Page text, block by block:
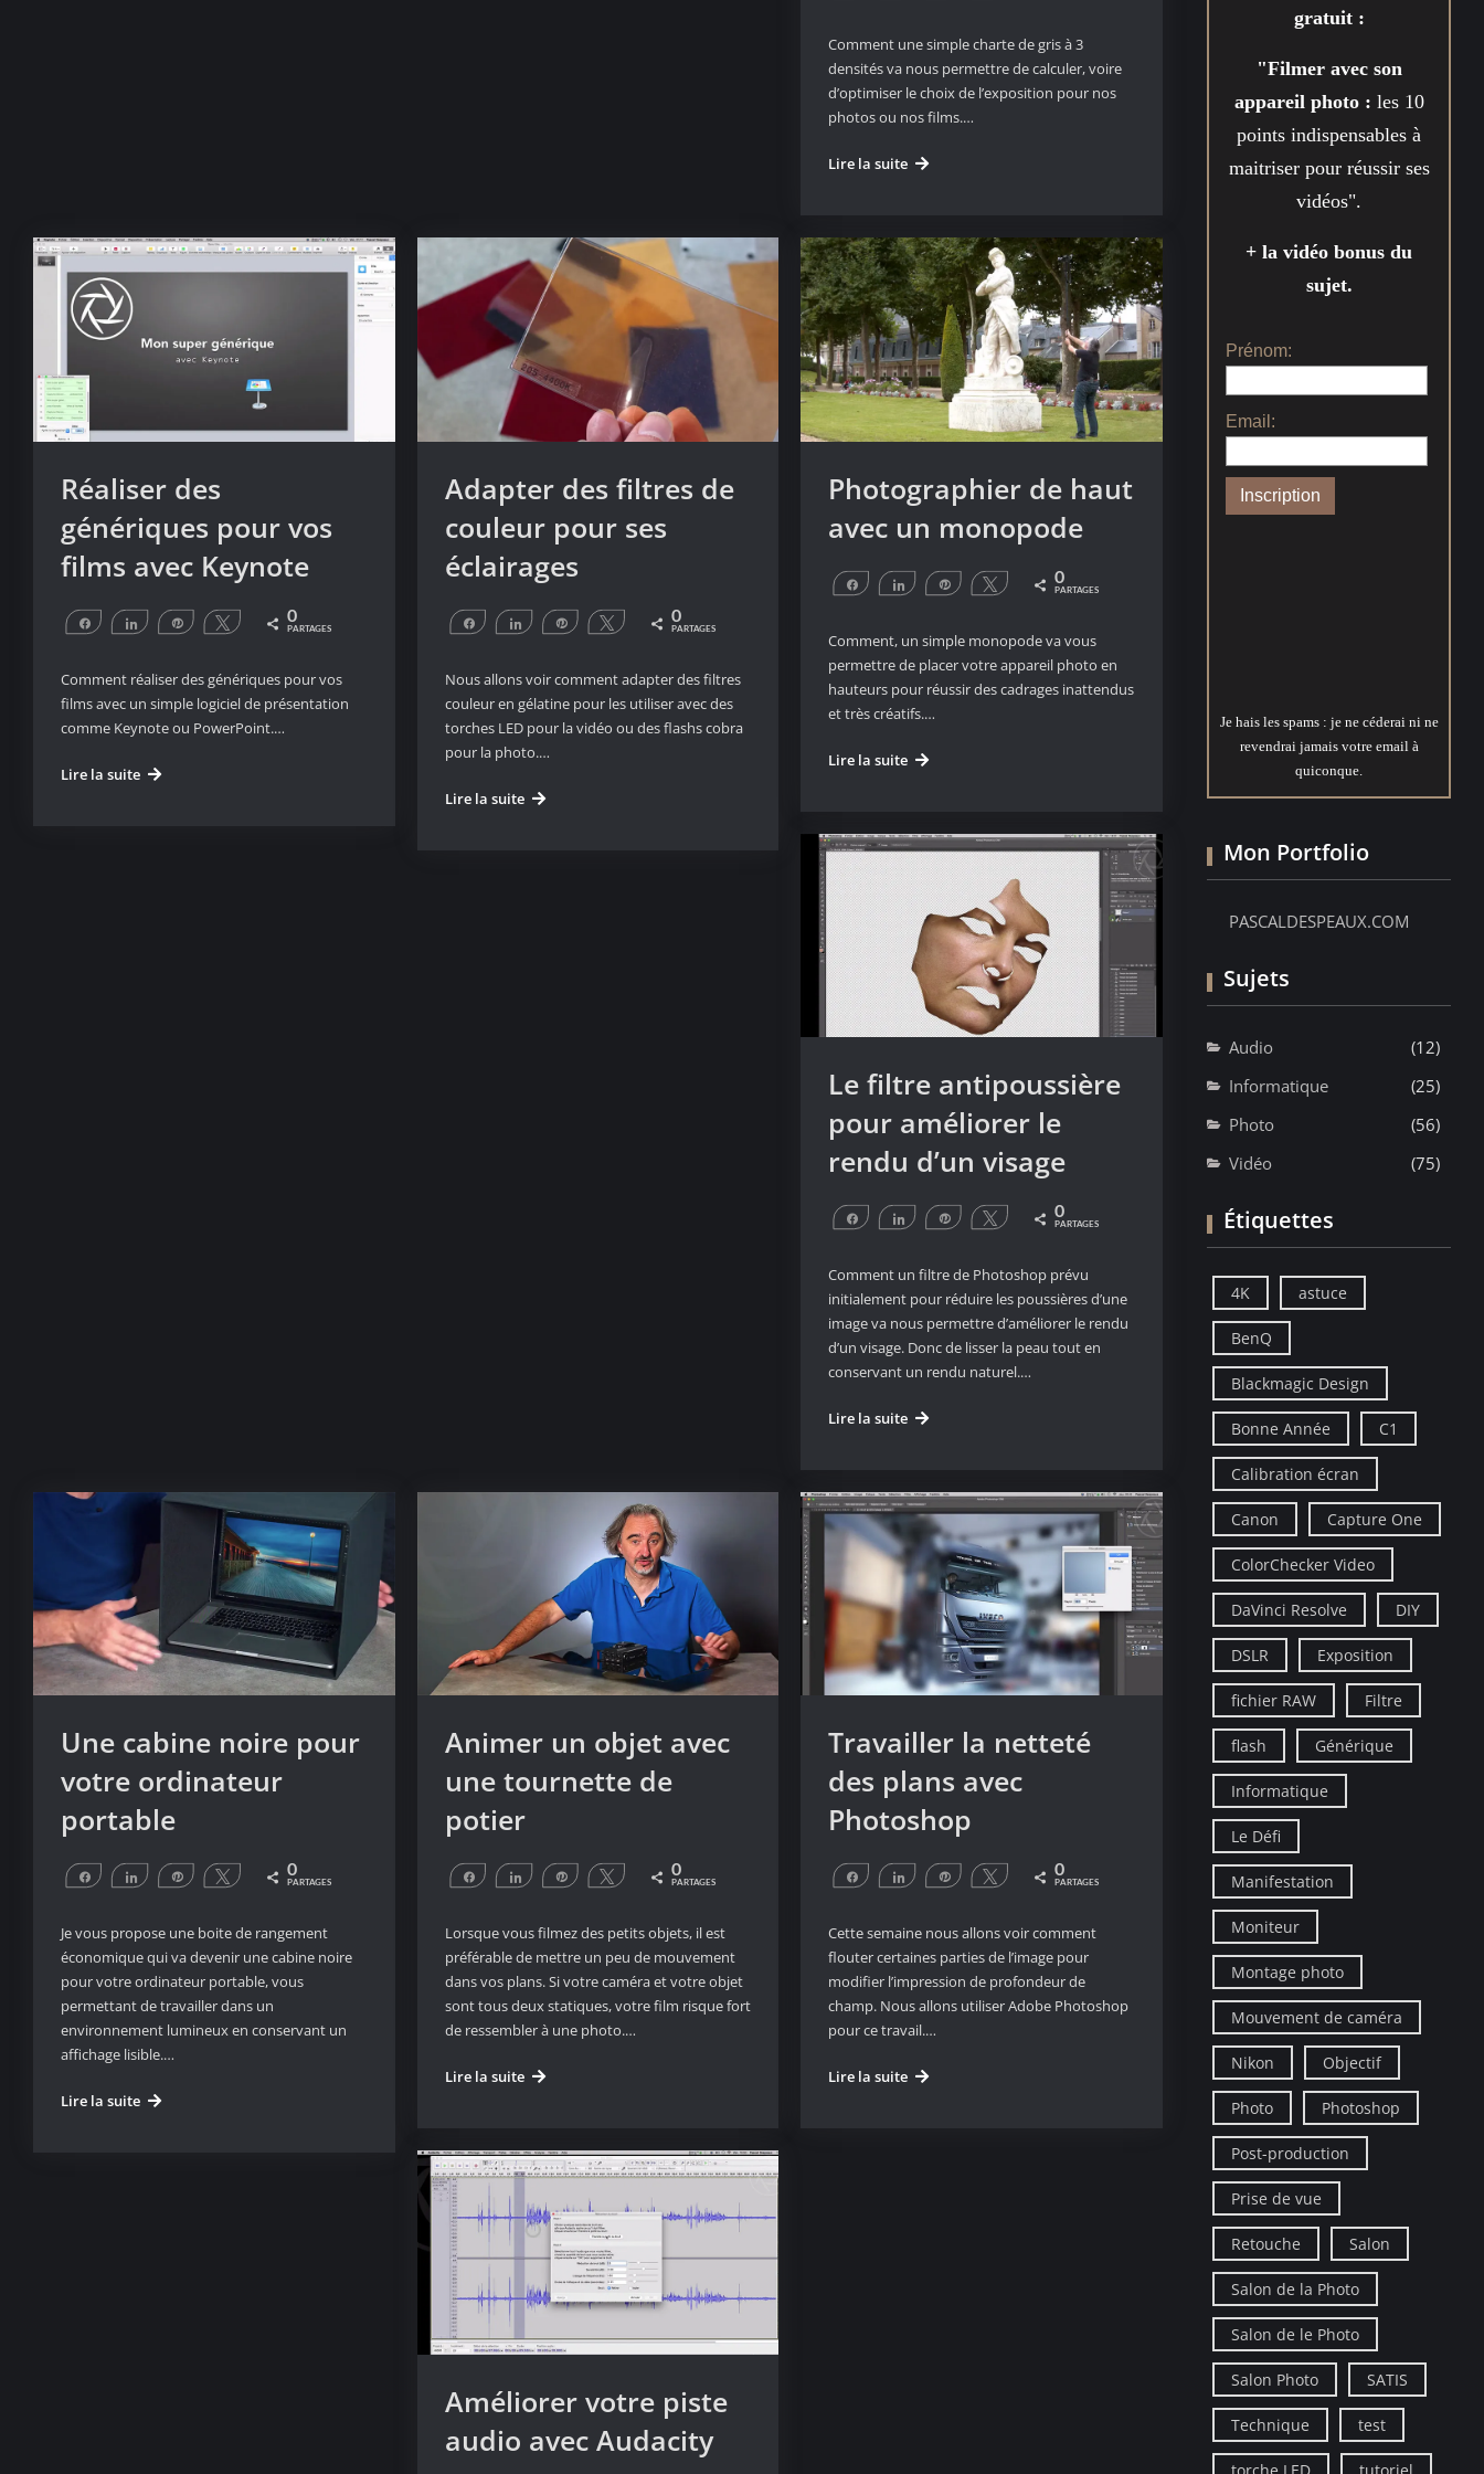
Comment une simple charte de gris à 3
densités va nous permettre de calculer, voire
d’optimiser le choix de l’exposition pour nos
photos ou nos films.…
Lire la suiteCalculer
avec
une
charte
de
gris
Réaliser des
génériques pour vos
films avec Keynote
Partagez Partagez Épingle Tweetez 0
PARTAGES
Comment réaliser des génériques pour vos
films avec un simple logiciel de présentation
comme Keynote ou PowerPoint.…
Lire la suiteRéaliser
Adapter des filtres de
couleur pour ses
éclairages
Partagez Partagez Épingle Tweetez 0
PARTAGES
Nous allons voir comment adapter des filtres
couleur en gélatine pour les utiliser avec des
torches LED pour la vidéo ou des flashs cobra
pour la photo.…
Lire la suiteAdapter
Photographier de haut
avec un monopode
Partagez Partagez Épingle Tweetez 0
PARTAGES
Comment, un simple monopode va vous
permettre de placer votre appareil photo en
hauteurs pour réussir des cadrages inattendus
et très créatifs.…
Lire la suitePhotographier
avec
un
monopode
Le filtre antipoussière
pour améliorer le
rendu d’un visage
Partagez Partagez Épingle Tweetez 0
PARTAGES
Comment un filtre de Photoshop prévu
initialement pour réduire les poussières d’une
image va nous permettre d’améliorer le rendu
d’un visage. Donc de lisser la peau tout en
conservant un rendu naturel.…
Lire la suiteLe
pour
améliorer
rendu
d’un
visage
Une cabine noire pour
votre ordinateur
portable
Partagez Partagez Épingle Tweetez 0
PARTAGES
Je vous propose une boite de rangement
économique qui va devenir une cabine noire
pour votre ordinateur portable, vous
permettant de travailler dans un
environnement lumineux en conservant un
affichage lisible.…
Lire la suiteUne
Animer un objet avec
une tournette de
potier
Partagez Partagez Épingle Tweetez 0
PARTAGES
Lorsque vous filmez des petits objets, il est
préférable de mettre un peu de mouvement
dans vos plans. Si votre caméra et votre objet
sont tous deux statiques, votre film risque fort
de ressembler à une photo.…
Lire la suiteAnimer
avec
une
de
potier
Travailler la netteté
des plans avec
Photoshop
Partagez Partagez Épingle Tweetez 0
PARTAGES
Cette semaine nous allons voir comment
flouter certaines parties de l’image pour
modifier l’impression de profondeur de
champ. Nous allons utiliser Adobe Photoshop
pour ce travail.…
Lire la suiteTravailler
Améliorer votre piste
audio avec Audacity
gratuit :
"Filmer avec son
appareil photo : les 10
points indispensables à
maitriser pour réussir ses
vidéos".
+ la vidéo bonus du
sujet.
Prénom:
Email:
Je hais les spams : je ne céderai ni ne
revendrai jamais votre email à
quiconque.
Mon Portfolio
PASCALDESPEAUX.COM
Sujets
Audio
(12)
Informatique
(25)
Photo
(56)
Vidéo
(75)
Étiquettes
4K astuce
BenQ
Blackmagic Design
Bonne Année C1
Calibration écran
Canon Capture One
ColorChecker Video
DaVinci Resolve DIY
DSLR Exposition
fichier RAW Filtre
flash Générique
Informatique
Le Défi
Manifestation
Moniteur
Montage photo
Mouvement de caméra
Nikon Objectif
Photo Photoshop
Post-production
Prise de vue
Retouche Salon
Salon de la Photo
Salon de le Photo
Salon Photo SATIS
Technique test
torche LED tutoriel